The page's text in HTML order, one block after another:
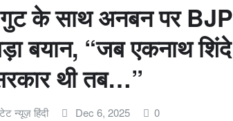
के साथ अनबन पर BJP
बयान, “जब एकनाथ शिंदे
थी तब…”
न्यूज़ हिंदी Dec 6, 2025 0